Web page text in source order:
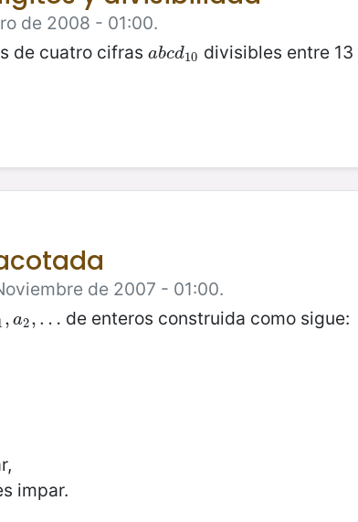
de 2008 - 01:00.
de cuatro cifras abcd10
abcd10divisibles entre
de 2007 - 01:00.
, a2, …
,a2,… de enteros construida como sigue:
impar.